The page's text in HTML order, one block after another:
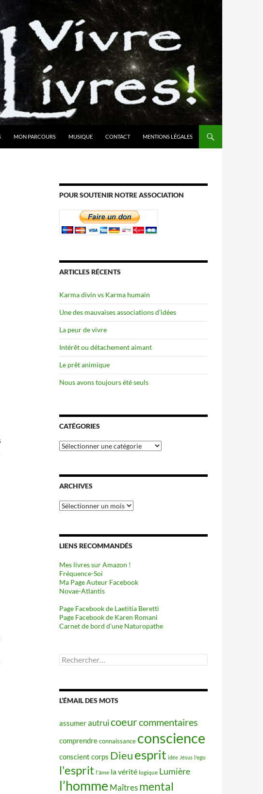
MON PARCOURS MUSIQUE CONTACT MENTIONS LÉGALES
POUR SOUTENIR NOTRE ASSOCIATION
ARTICLES RÉCENTS
Karma divin vs Karma humain
Une des mauvaises associations d’idées
La peur de vivre
Intérêt ou détachement aimant
Le prêt animique
Nous avons toujours été seuls
CATÉGORIES
Catégories
ARCHIVES
Archives
LIENS RECOMMANDÉS
Mes livres sur Amazon !
Fréquence-Soi
Ma Page Auteur Facebook
Novae-Atlantis
Page Facebook de Laetitia Beretti
Page Facebook de Karen Romani
Carnet de bord d’une Naturopathe
Rechercher :
L’ÉMAIL DES MOTS
assumerautruicoeurcommentaires
comprendreconnaissance conscience
conscient corps Dieuesprit idée Jésus l'ego
l'esprit l'âme la vérité logique Lumière
l’homme Maîtres mental